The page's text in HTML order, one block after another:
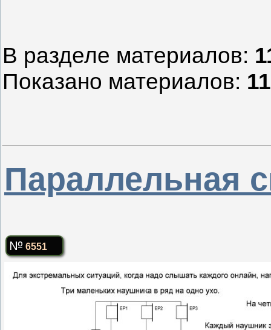
В разделе материалов:
Показано материалов:
Параллельная
6551